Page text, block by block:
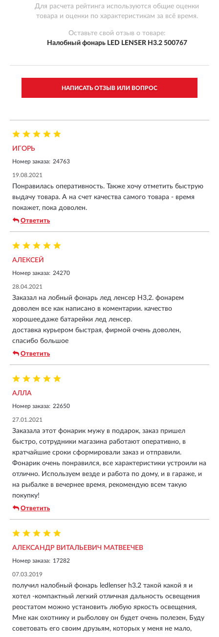
Для расчета рейтинга используются общие оценки
товара и оценки по характеристикам за всё время.
Оставьте свой отзыв о товаре:
Налобный фонарь LED LENSER H3.2 500767
НАПИСАТЬ ОТЗЫВ ИЛИ ВОПРОС
ИГОРЬ
Номер заказа: 24763
19.08.2021
Понравилась оперативность. Также хочу отметить быструю
выдачу товара. А на счет качества самого товара - время
покажет, пока доволен.
Ответить
АЛЕКСЕЙ
Номер заказа: 24270
28.04.2021
Заказал на лобный фонарь лед ленсер H3,2. фонарем
доволен все как написано в коментарии. качество
хорошее,даже батарейки лед ленсер.
доставка курьером быстрая, фирмой очень доволен,
спасибо большое
Ответить
АЛЛА
Номер заказа: 22650
27.01.2021
Заказала этот фонарик мужу в подарок, заказ пришел
быстро, сотрудники магазина работают оперативно, в
кратчайшие сроки сформировали заказ и отправили.
Фонарик очень понравился, все характеристики устроили на
отлично. Используем везде и работа по дому, и в гараже, и
на рыбалке в вечернее время, рекомендую всем такую
покупку!
Ответить
АЛЕКСАНДР ВИТАЛЬЕВИЧ МАТВЕЕЧЕВ
Номер заказа: 17282
07.03.2019
получил налобный фонарь ledlenser h3.2 такой какой я и
хотел -компактный легкий отличная дальность освещения
реостатом можно установить любую яркость освещения,
Мне как охотнику и рыболову он будет очень полезен, Буду
советовать его своим друзьям, которых у меня не мало,